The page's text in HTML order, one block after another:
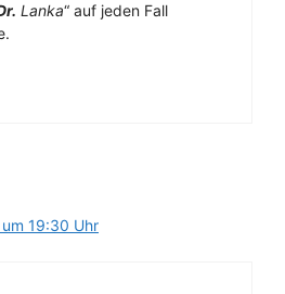
Lanka“ auf jeden Fall
19:30 Uhr